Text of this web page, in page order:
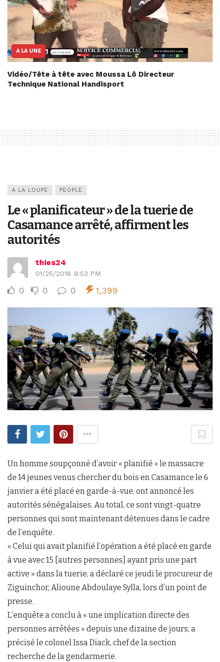
A LA UNE
Vidéo/Tête à tête avec Moussa Lô Directeur
Technique National Handisport
A LA LOUPE PEOPLE
Le « planificateur » de la tuerie de
Casamance arrêté, affirment les
autorités
thies24
01/25/2018 9:53 PM
0 0 0 1,399
Un homme soupçonné d’avoir « planifié » le massacre
de 14 jeunes venus chercher du bois en Casamance le 6
janvier a été placé en garde-à-vue, ont annoncé les
autorités sénégalaises. Au total, ce sont vingt-quatre
personnes qui sont maintenant détenues dans le cadre
de l’enquête.
« Celui qui avait planifié l’opération a été placé en garde
à vue avec 15 [autres personnes] ayant pris une part
active » dans la tuerie, a déclaré ce jeudi le procureur de
Ziguinchor, Alioune Abdoulaye Sylla, lors d’un point de
presse.
L’enquête a conclu à « une implication directe des
personnes arrêtées » depuis une dizaine de jours, a
précisé le colonel Issa Diack, chef de la section
recherche de la gendarmerie.